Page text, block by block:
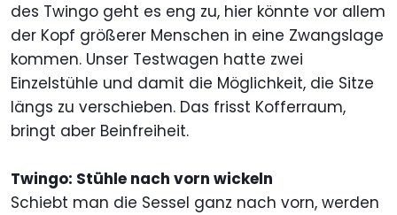
des Twingo geht es eng zu, hier könnte vor allem
der Kopf größerer Menschen in eine Zwangslage
kommen. Unser Testwagen hatte zwei
Einzelstühle und damit die Möglichkeit, die Sitze
längs zu verschieben. Das frisst Kofferraum,
bringt aber Beinfreiheit.
Twingo: Stühle nach vorn wickeln
Schiebt man die Sessel ganz nach vorn, werden